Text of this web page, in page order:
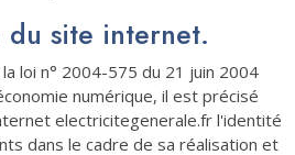
du site internet.
loi n° 2004-575 du 21 juin 2004
numérique, il est précisé
electricitegenerale.fr l'identité
dans le cadre de sa réalisation et